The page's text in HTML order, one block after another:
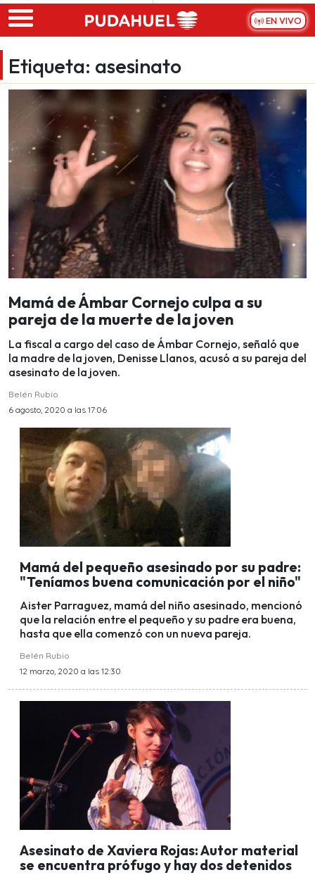
Skip to main content
EN VIVO
Etiqueta: asesinato
Mamá de Ámbar Cornejo culpa a su
pareja de la muerte de la joven
La fiscal a cargo del caso de Ámbar Cornejo, señaló que
la madre de la joven, Denisse Llanos, acusó a su pareja del
asesinato de la joven.
Belén Rubio
6 agosto, 2020 a las 17:06
Mamá del pequeño asesinado por su padre:
"Teníamos buena comunicación por el niño"
Aister Parraguez, mamá del niño asesinado, mencionó
que la relación entre el pequeño y su padre era buena,
hasta que ella comenzó con un nueva pareja.
Belén Rubio
12 marzo, 2020 a las 12:30
Asesinato de Xaviera Rojas: Autor material
se encuentra prófugo y hay dos detenidos